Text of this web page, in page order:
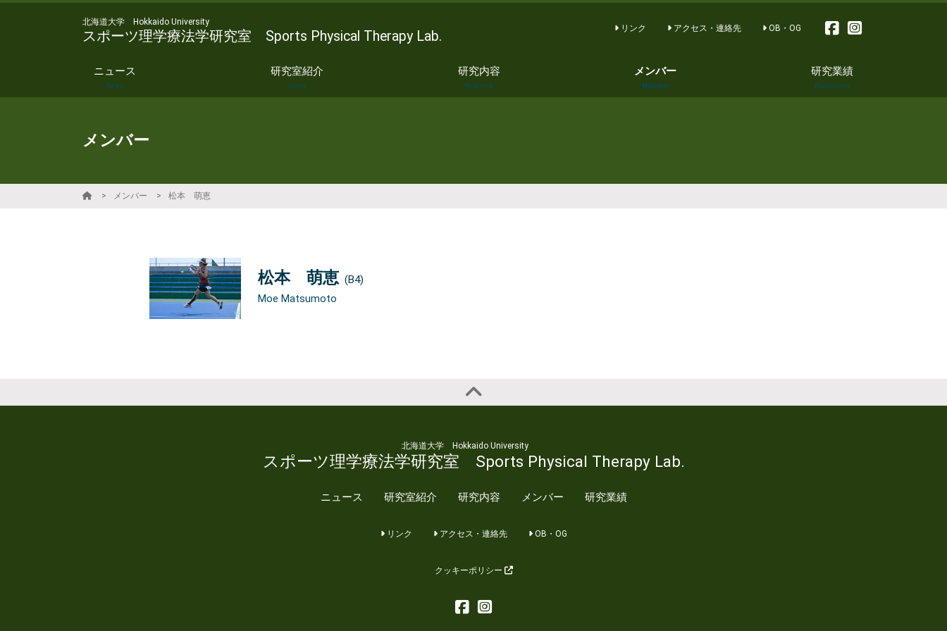
北海道大学 Hokkaido University
スポーツ理学療法学研究室 Sports Physical Therapy Lab. リンク アクセス・連絡先 OB・OG
ニュース
News
研究室紹介
About
研究内容
Research
メンバー
Member
研究業績
Publication
Lectures and
メンバー
メンバー 松本 萌恵
松本 萌恵 (B4)
Moe Matsumoto
北海道大学 Hokkaido University
スポーツ理学療法学研究室 Sports Physical Therapy Lab.
ニュース 研究室紹介 研究内容 メンバー 研究業績
リンク アクセス・連絡先 OB・OG
クッキーポリシー